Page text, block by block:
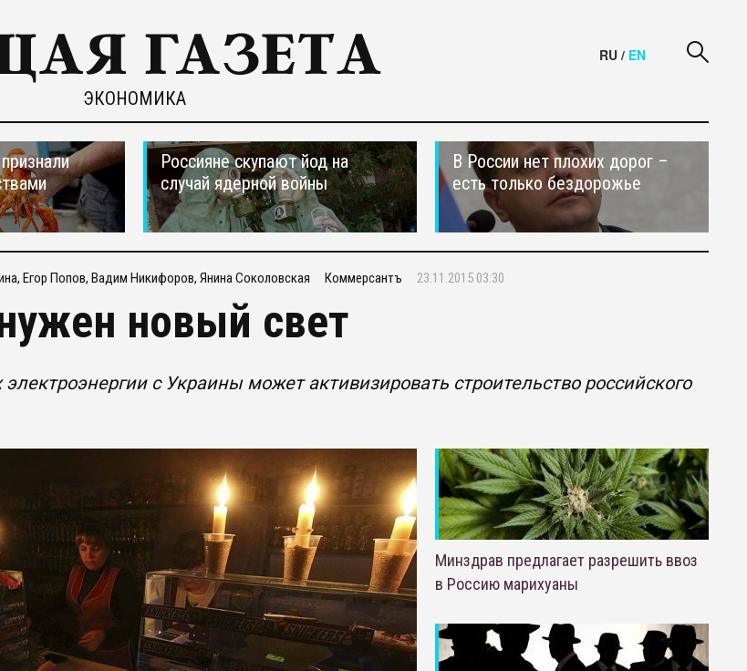
ЭКОНОМИКА
RU / EN
Россияне скупают йод на
случай ядерной войны
В России нет плохих дорог –
есть только бездорожье
Егор Попов, Вадим Никифоров, Янина Соколовская Коммерсантъ 23.11.2015 03:30
новый свет
электроэнергии с Украины может активизировать строительство российского
Минздрав предлагает разрешить ввоз
в Россию марихуаны